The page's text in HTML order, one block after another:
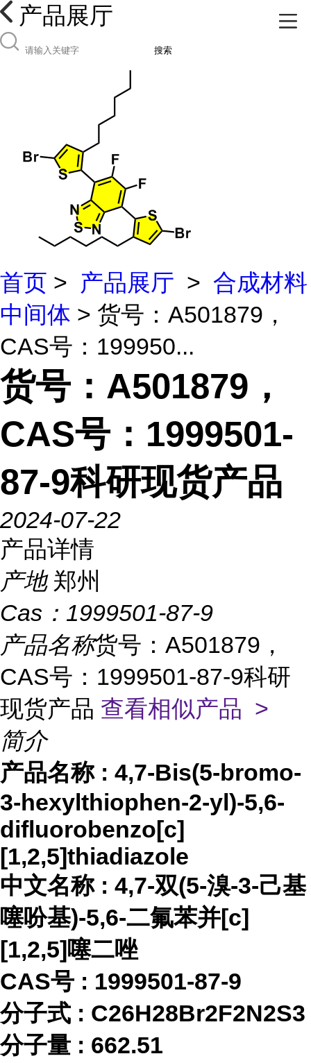
产品展厅
搜索
首页 > 产品展厅 > 合成材料
中间体 > 货号：A501879，
CAS号：199950...
货号：A501879，
CAS号：1999501-
87-9科研现货产品
2024-07-22
产品详情
产地 郑州
Cas： 1999501-87-9
产品名称货号：A501879，
CAS号：1999501-87-9科研
现货产品 查看相似产品 >
简介
产品名称 : 4,7-Bis(5-bromo-
3-hexylthiophen-2-yl)-5,6-
difluorobenzo[c]
[1,2,5]thiadiazole
中文名称 : 4,7-双(5-溴-3-己基
噻吩基)-5,6-二氟苯并[c]
[1,2,5]噻二唑
CAS号 : 1999501-87-9
分子式 : C26H28Br2F2N2S3
分子量 : 662.51